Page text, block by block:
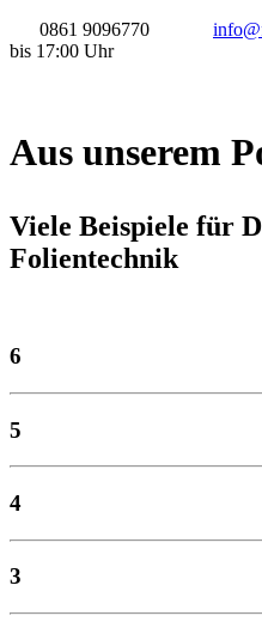
0861 9096770
bis 17:00 Uhr
Aus unserem
Viele Beispiele für
Folientechnik
6
5
4
3